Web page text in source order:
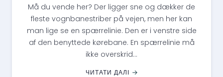
Må du vende her? Der ligger sne og dækker de
fleste vognbanestriber på vejen, men her kan
man lige se en spærrelinie. Den er i venstre side
af den benyttede kørebane. En spærrelinie må
ikke overskrid...
ЧИТАТИ ДАЛІ